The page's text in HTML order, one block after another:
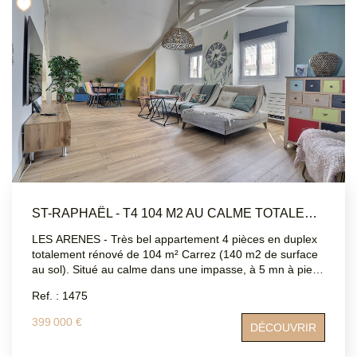
agence : 04 94 83 19 96 / Mail: contact@atriumsud.fr Les
informations sur les risques auxquels ce bien est exposé
sont disponibles sur le site Géorisques :
www.georisques.gouv.fr
ST-RAPHAËL - T4 104 M2 AU CALME TOTALEMENT RÉNOVÉ
LES ARENES - Très bel appartement 4 pièces en duplex
totalement rénové de 104 m² Carrez (140 m2 de surface
au sol). Situé au calme dans une impasse, à 5 mn à pied
originale et très agréable à vivre. Totalement rénové avec
charme et dans un style contemporain, vous n'aurez qu'à
poser vos valises. Au 1er niveau : 1 chambre de 12 m2
avec son balcon et sa salle d'eau (clim réversible, une
Ref. : 1475
399 000 € DÉCOUVRIR